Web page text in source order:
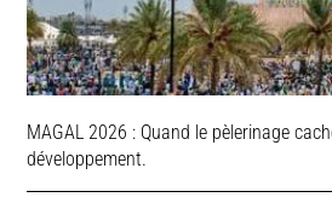
MAGAL 2026 : Quand le pèlerinage
développement.